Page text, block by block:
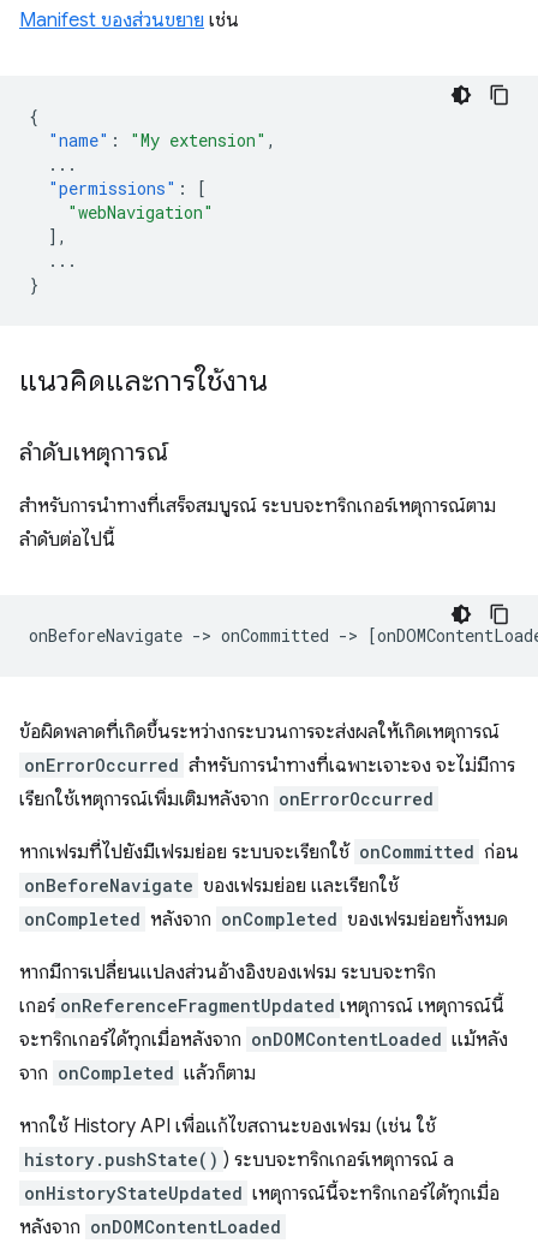
Manifest ของส่วนขยาย เช่น
{
"name" : "My extension" ,
...
"permissions" :
[
"webNavigation"
],
...
}
แนวคิดและการใช้งาน
ลำดับเหตุการณ์
สำหรับการนำทางที่เสร็จสมบูรณ์ ระบบจะทริกเกอร์เหตุการณ์ตาม
ลำดับต่อไปนี้
ข้อผิดพลาดที่เกิดขึ้นระหว่างกระบวนการจะส่งผลให้เกิดเหตุการณ์
onErrorOccurred สำหรับการนำทางที่เฉพาะเจาะจง จะไม่มีการ
เรียกใช้เหตุการณ์เพิ่มเติมหลังจาก onErrorOccurred
หากเฟรมที่ไปยังมีเฟรมย่อย ระบบจะเรียกใช้ onCommitted ก่อน
onBeforeNavigate ของเฟรมย่อย และเรียกใช้
onCompleted หลังจาก onCompleted ของเฟรมย่อยทั้งหมด
หากมีการเปลี่ยนแปลงส่วนอ้างอิงของเฟรม ระบบจะทริก
เกอร์ onReferenceFragmentUpdated เหตุการณ์ เหตุการณ์นี้
จะทริกเกอร์ได้ทุกเมื่อหลังจาก onDOMContentLoaded แม้หลัง
จาก onCompleted แล้วก็ตาม
หากใช้ History API เพื่อแก้ไขสถานะของเฟรม (เช่น ใช้
history.pushState() ) ระบบจะทริกเกอร์เหตุการณ์ a
onHistoryStateUpdated เหตุการณ์นี้จะทริกเกอร์ได้ทุกเมื่อ
หลังจาก onDOMContentLoaded